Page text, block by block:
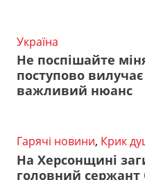
Україна
Не поспішайте
поступово вилучає
важливий нюанс
Гарячі новини, Крик
На Херсонщині
головний сержант